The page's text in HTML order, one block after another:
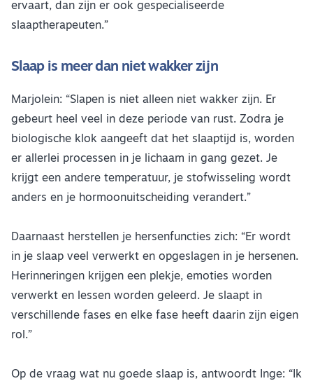
ervaart, dan zijn er ook gespecialiseerde
slaaptherapeuten.”
Slaap is meer dan niet wakker zijn
Marjolein: “Slapen is niet alleen niet wakker zijn. Er
gebeurt heel veel in deze periode van rust. Zodra je
biologische klok aangeeft dat het slaaptijd is, worden
er allerlei processen in je lichaam in gang gezet. Je
krijgt een andere temperatuur, je stofwisseling wordt
anders en je hormoonuitscheiding verandert.”
Daarnaast herstellen je hersenfuncties zich: “Er wordt
in je slaap veel verwerkt en opgeslagen in je hersenen.
Herinneringen krijgen een plekje, emoties worden
verwerkt en lessen worden geleerd. Je slaapt in
verschillende fases en elke fase heeft daarin zijn eigen
rol.”
Op de vraag wat nu goede slaap is, antwoordt Inge: “Ik